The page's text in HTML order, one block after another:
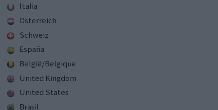
Italia
Österreich
Schweiz
España
België/Belgique
United Kingdom
United States
Brasil